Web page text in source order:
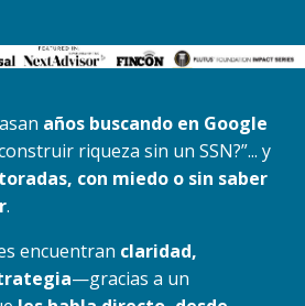
años buscando en Google
riqueza sin un SSN?”... y
con miedo o sin saber
.
encuentran claridad,
—gracias a un